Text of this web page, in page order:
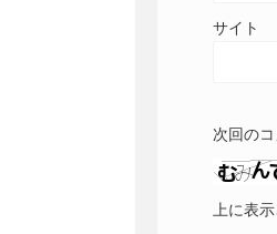
サイト
次回の
上に表